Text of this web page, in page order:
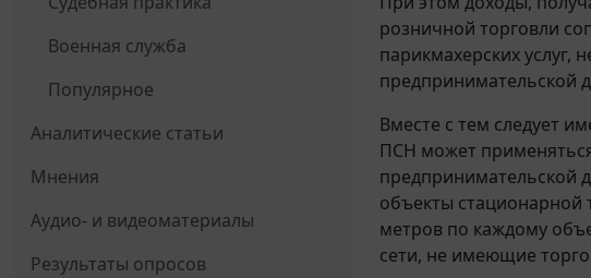
Военная служба
Популярное
Аналитические статьи
Мнения
Аудио- и видеоматериалы
Результаты опросов
розничной торговли
парикмахерских
предпринимательской
Вместе с тем следует
ПСН может
предпринимательской
объекты стационарной
метров по каждому
сети, не имеющие